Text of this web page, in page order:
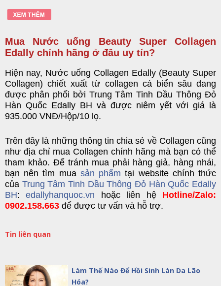
Mua Nước uống Beauty Super Collagen
Edally chính hãng ở đâu uy tín?
Hiện nay, Nước uống Collagen Edally (Beauty Super
Collagen) chiết xuất từ collagen cá biển sâu đang
được phân phối bởi Trung Tâm Tinh Dầu Thông Đỏ
Hàn Quốc Edally BH và được niêm yết với giá là
935.000 VNĐ/Hộp/10 lọ.
Trên đây là những thông tin chia sẻ về Collagen cũng
như địa chỉ mua Collagen chính hãng mà bạn có thể
tham khảo. Để tránh mua phải hàng giả, hàng nhái,
bạn nên tìm mua sản phẩm tại website chính thức
của Trung Tâm Tinh Dầu Thông Đỏ Hàn Quốc Edally
BH:edallyhanquoc.vn hoặc liên hệ Hotline/Zalo:
0902.158.663 để được tư vấn và hỗ trợ.
Tin liên quan
Làm Thế Nào Để Hồi Sinh Làn Da Lão
Hóa?